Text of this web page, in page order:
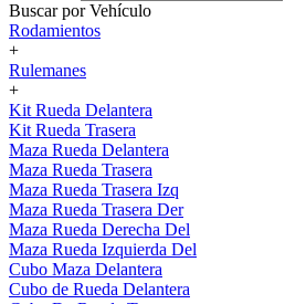
Buscar por Vehículo
Rodamientos
+
Rulemanes
+
Kit Rueda Delantera
Kit Rueda Trasera
Maza Rueda Delantera
Maza Rueda Trasera
Maza Rueda Trasera Izq
Maza Rueda Trasera Der
Maza Rueda Derecha Del
Maza Rueda Izquierda Del
Cubo Maza Delantera
Cubo de Rueda Delantera